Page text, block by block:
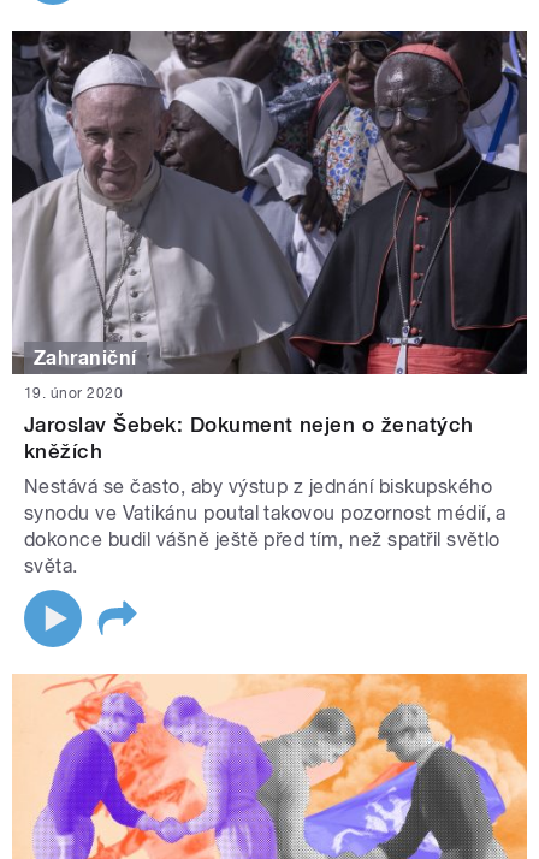
Zahraniční
19. únor 2020
Jaroslav Šebek: Dokument nejen o ženatých
kněžích
Nestává se často, aby výstup z jednání biskupského
synodu ve Vatikánu poutal takovou pozornost médií, a
dokonce budil vášně ještě před tím, než spatřil světlo
světa.